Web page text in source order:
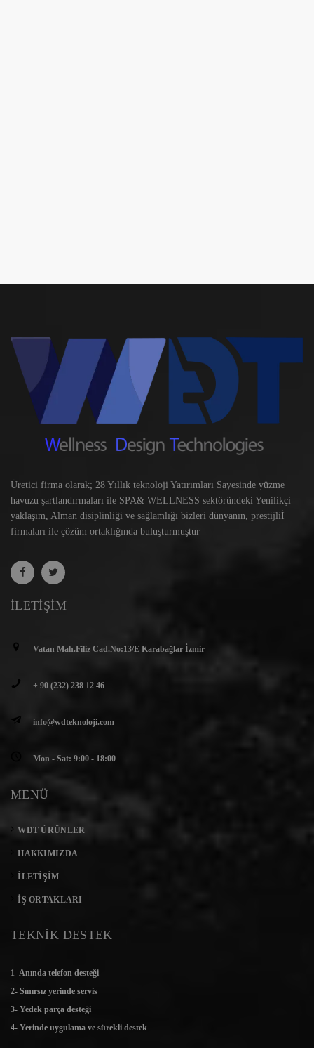
Üretici firma olarak; 28 Yıllık teknoloji Yatırımları Sayesinde yüzme
havuzu şartlandırmaları ile SPA& WELLNESS sektöründeki Yenilikçi
yaklaşım, Alman disiplinliği ve sağlamlığı bizleri dünyanın, prestijliİ
firmaları ile çözüm ortaklığında buluşturmuştur
İLETIŞIM
Vatan Mah.Filiz Cad.No:13/E Karabağlar İzmir
+ 90 (232) 238 12 46
info@wdteknoloji.com
Mon - Sat: 9:00 - 18:00
MENÜ
WDT ÜRÜNLER
HAKKIMIZDA
İLETIŞIM
İŞ ORTAKLARI
TEKNİK DESTEK
1- Anında telefon desteği
2- Sınırsız yerinde servis
3- Yedek parça desteği
4- Yerinde uygulama ve sürekli destek